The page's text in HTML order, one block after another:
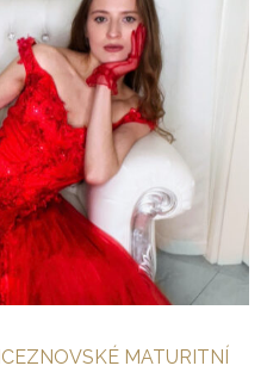
MATURITNÍ